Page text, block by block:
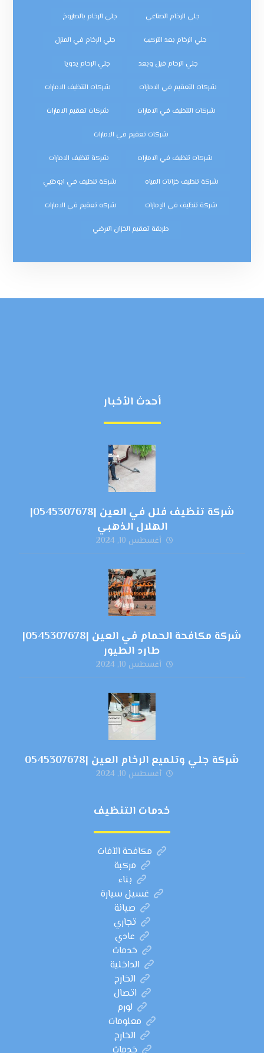
جلي الرخام الصناعي جلي الرخام بالصاروخ
جلي الرخام بعد التركيب جلي الرخام في المنزل
جلي الرخام قبل وبعد جلي الرخام يدويا
شركات التعقيم في الامارات شركات التنظيف الامارات
شركات التنظيف في الامارات شركات تعقيم الامارات
شركات تعقيم في الامارات
شركات تنظيف في الامارات شركة تنظيف الامارات
شركة تنظيف خزانات المياه شركة تنظيف في ابوظبي
شركة تنظيف في الإمارات شركه تعقيم في الامارات
طريقة تعقيم الخزان الارضي
أحدث الأخبار
شركة تنظيف فلل في العين |0545307678|
الهلال الذهبي
أغسطس 10, 2024
شركة مكافحة الحمام في العين |0545307678|
طارد الطيور
أغسطس 10, 2024
شركة جلي وتلميع الرخام العين |0545307678
أغسطس 10, 2024
خدمات التنظيف
مكافحة الآفات
مركبة
بناء
غسيل سيارة
صيانة
تجاري
عادي
خدمات
الداخلية
الخارج
اتصال
لورم
معلومات
الخارج